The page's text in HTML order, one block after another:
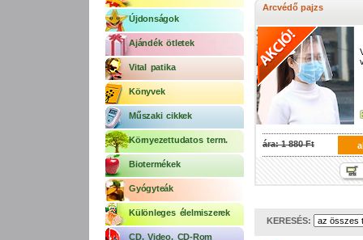
Újdonságok
Ajándék ötletek
Vital patika
Könyvek
Műszaki cikkek
Környezettudatos term.
Biotermékek
Gyógyteák
Különleges élelmiszerek
CD, Video, CD-Rom
Arcvédő pajzs
ára: 1 880 Ft
KERESÉS: